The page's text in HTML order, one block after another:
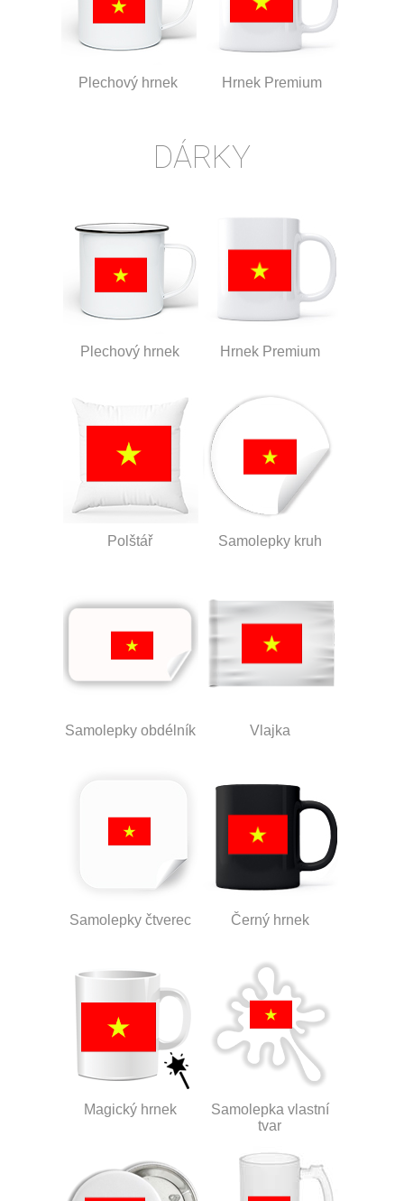
Plechový hrnek Hrnek Premium
DÁRKY
Plechový hrnek Hrnek Premium
Polštář Samolepky kruh
Samolepky obdélník Vlajka
Samolepky čtverec Černý hrnek
Magický hrnek
Samolepka vlastní
tvar